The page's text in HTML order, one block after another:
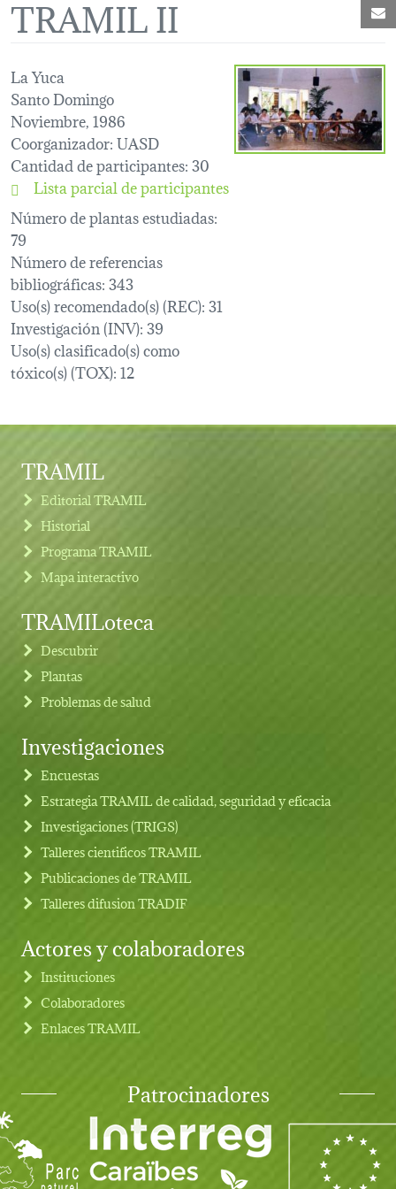
TRAMIL II
La Yuca
Santo Domingo
Noviembre, 1986
Coorganizador: UASD
Cantidad de participantes: 30
Lista parcial de participantes
Número de plantas estudiadas:
79
Número de referencias
bibliográficas: 343
Uso(s) recomendado(s) (REC): 31
Investigación (INV): 39
Uso(s) clasificado(s) como
tóxico(s) (TOX): 12
Footer menu
TRAMIL
Editorial TRAMIL
Historial
Programa TRAMIL
Mapa interactivo
TRAMILoteca
Descubrir
Plantas
Problemas de salud
Investigaciones
Encuestas
Estrategia TRAMIL de calidad, seguridad y eficacia
Investigaciones (TRIGS)
Talleres cientificos TRAMIL
Publicaciones de TRAMIL
Talleres difusion TRADIF
Actores y colaboradores
Instituciones
Colaboradores
Enlaces TRAMIL
Patrocinadores